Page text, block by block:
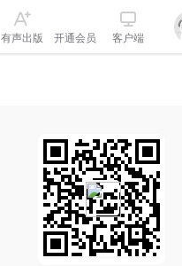
有声出版 开通会员 客户端